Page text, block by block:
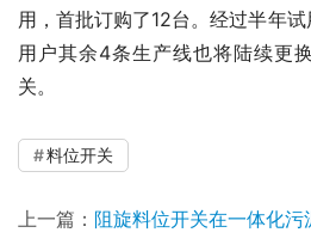
用，首批订购了12台。经过半年试
用户其余4条生产线也将陆续更
关。
料位开关
上一篇： 阻旋料位开关在一体化